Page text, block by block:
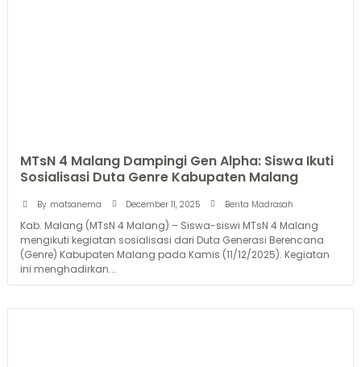
MTsN 4 Malang Dampingi Gen Alpha: Siswa Ikuti
Sosialisasi Duta Genre Kabupaten Malang
By matsanema December 11, 2025 Berita Madrasah
Kab. Malang (MTsN 4 Malang) – Siswa-siswi MTsN 4 Malang
mengikuti kegiatan sosialisasi dari Duta Generasi Berencana
(Genre) Kabupaten Malang pada Kamis (11/12/2025). Kegiatan
ini menghadirkan...